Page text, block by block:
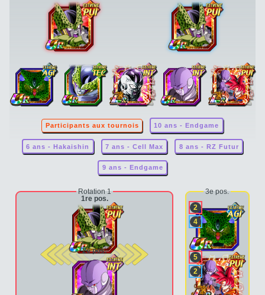
Participants aux tournois 10 ans - Endgame
6 ans - Hakaishin 7 ans - Cell Max 8 ans - RZ Futur
9 ans - Endgame
Rotation 1
1re pos.
2e pos.
3e pos.
2
4
5
2